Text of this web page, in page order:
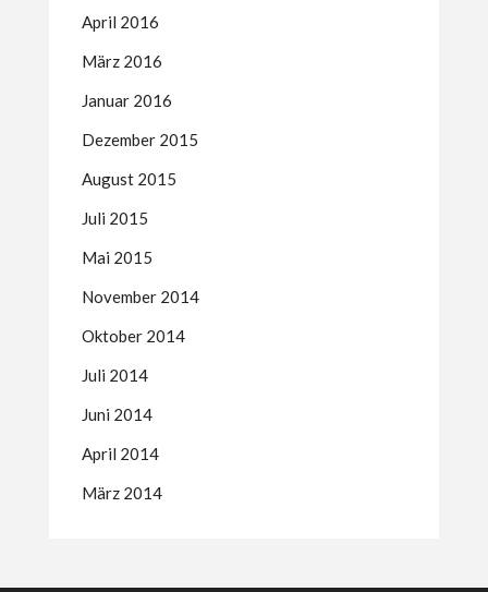
April 2016
März 2016
Januar 2016
Dezember 2015
August 2015
Juli 2015
Mai 2015
November 2014
Oktober 2014
Juli 2014
Juni 2014
April 2014
März 2014